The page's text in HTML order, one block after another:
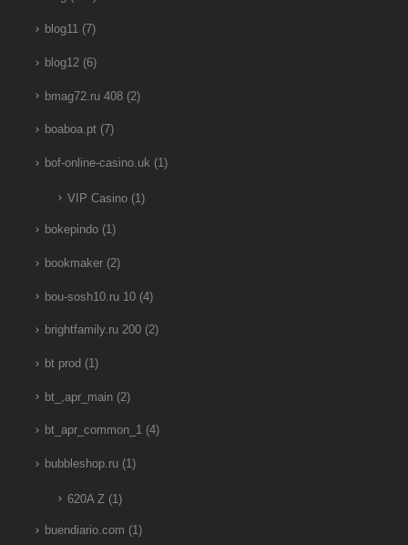
blog11(7)
blog12(6)
bmag72.ru 408(2)
boaboa.pt(7)
bof-online-casino.uk (1)
VIP Casino(1)
bokepindo(1)
bookmaker(2)
bou-sosh10.ru 10(4)
brightfamily.ru 200(2)
bt prod (1)
bt_,apr_main(2)
bt_apr_common_1(4)
bubbleshop.ru(1)
620A Z (1)
buendiario.com (1)